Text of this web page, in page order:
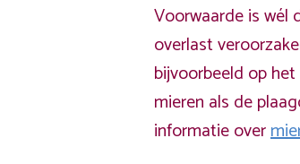
Voorwaarde is wél
overlast
bijvoorbeeld op
mieren als de
informatie over